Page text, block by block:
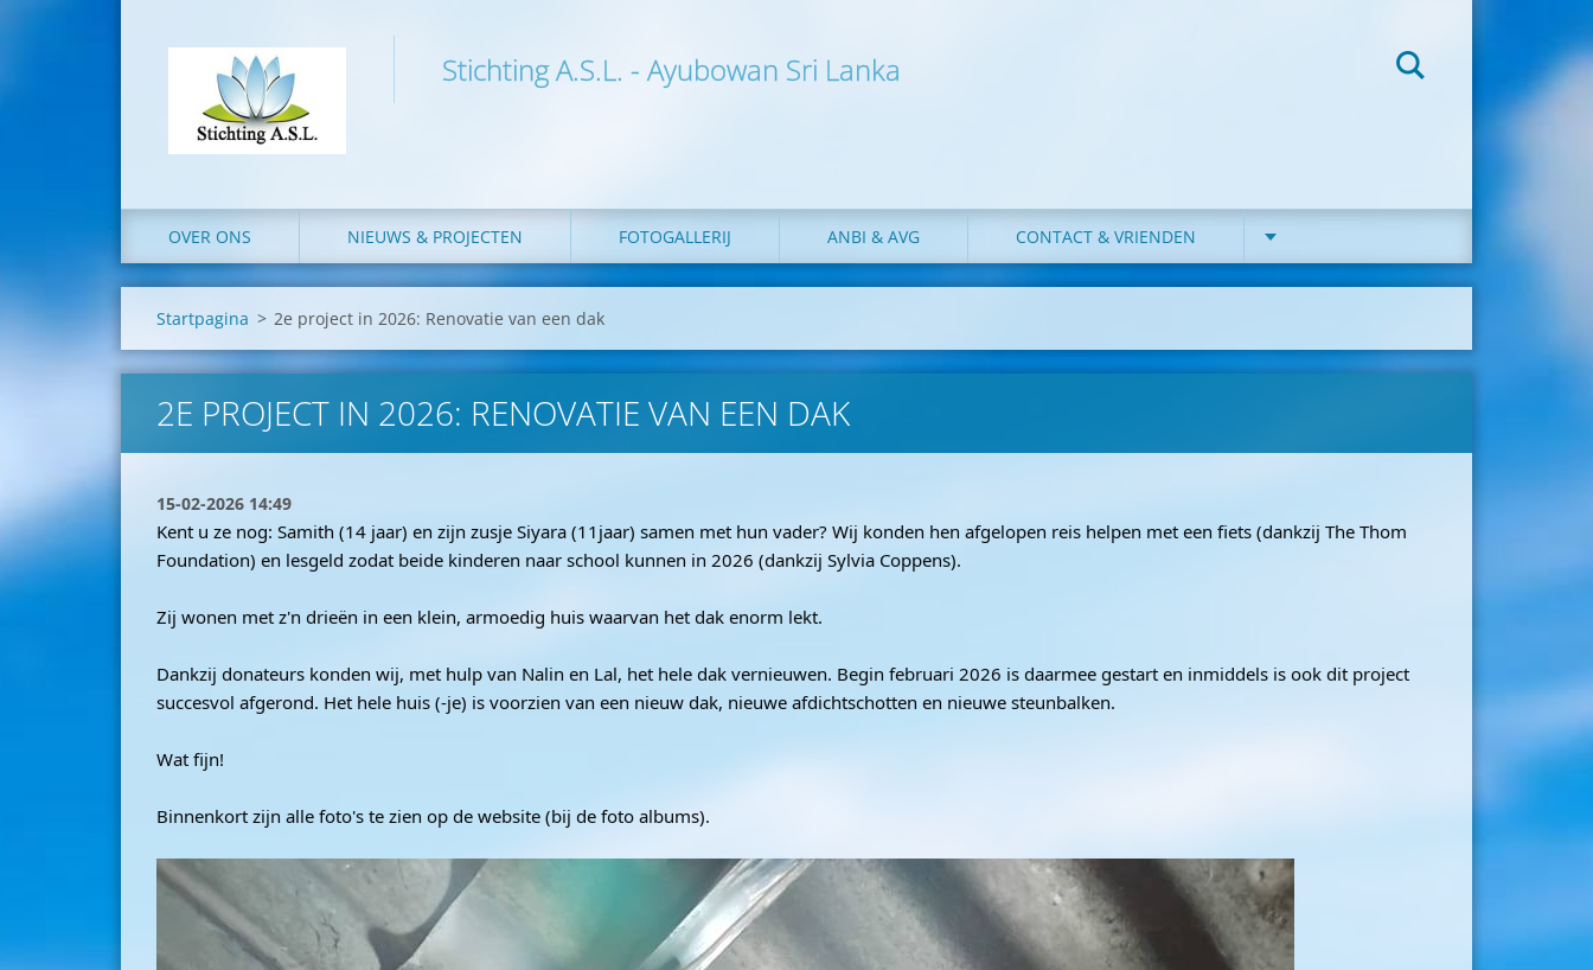
Stichting A.S.L. - Ayubowan Sri Lanka
OVER ONS NIEUWS & PROJECTEN FOTOGALLERIJ ANBI & AVG CONTACT & VRIENDEN
Startpagina > 2e project in 2026: Renovatie van een dak
2E PROJECT IN 2026: RENOVATIE VAN EEN DAK
15-02-2026 14:49
Kent u ze nog: Samith (14 jaar) en zijn zusje Siyara (11jaar) samen met hun vader? Wij konden hen afgelopen reis helpen met een fiets (dankzij The Thom
Foundation) en lesgeld zodat beide kinderen naar school kunnen in 2026 (dankzij Sylvia Coppens).
Zij wonen met z'n drieën in een klein, armoedig huis waarvan het dak enorm lekt.
Dankzij donateurs konden wij, met hulp van Nalin en Lal, het hele dak vernieuwen. Begin februari 2026 is daarmee gestart en inmiddels is ook dit project
succesvol afgerond. Het hele huis (-je) is voorzien van een nieuw dak, nieuwe afdichtschotten en nieuwe steunbalken.
Wat fijn!
Binnenkort zijn alle foto's te zien op de website (bij de foto albums).